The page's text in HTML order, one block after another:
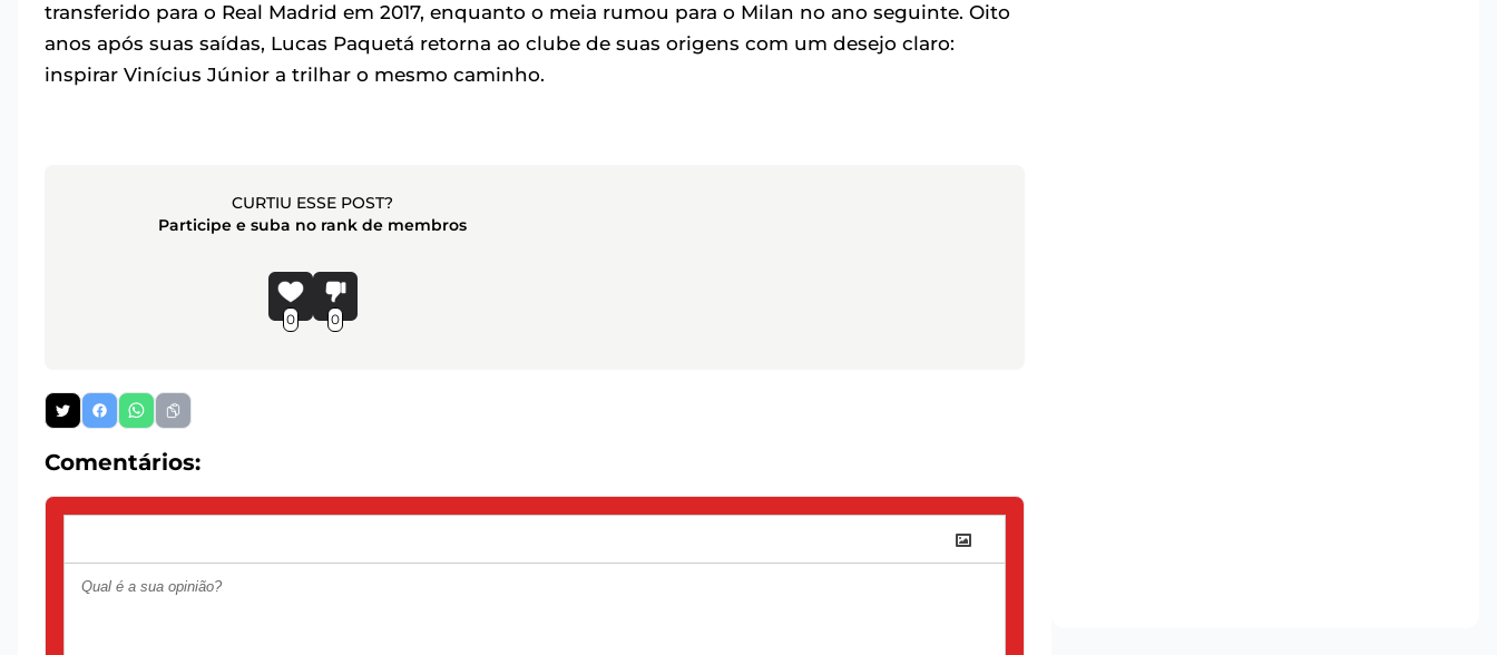
transferido para o Real Madrid em 2017, enquanto o meia rumou para o Milan no ano seguinte. Oito
anos após suas saídas, Lucas Paquetá retorna ao clube de suas origens com um desejo claro:
inspirar Vinícius Júnior a trilhar o mesmo caminho.
CURTIU ESSE POST?
Participe e suba no rank de membros
0 0
Comentários: